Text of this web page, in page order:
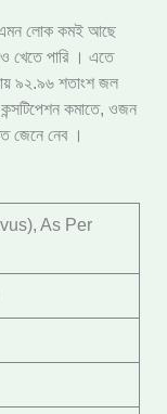
এমন লোক কমই আছে
খেতে পারি । এতে
৯২.৯৬ শতাংশ জল
কন্সটিপেশন কমাতে, ওজন
জেনে নেব ।
As Per